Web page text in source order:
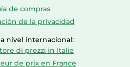
de compras
de la privacidad
nivel internacional:
di prezzi in Italie
de prix en France